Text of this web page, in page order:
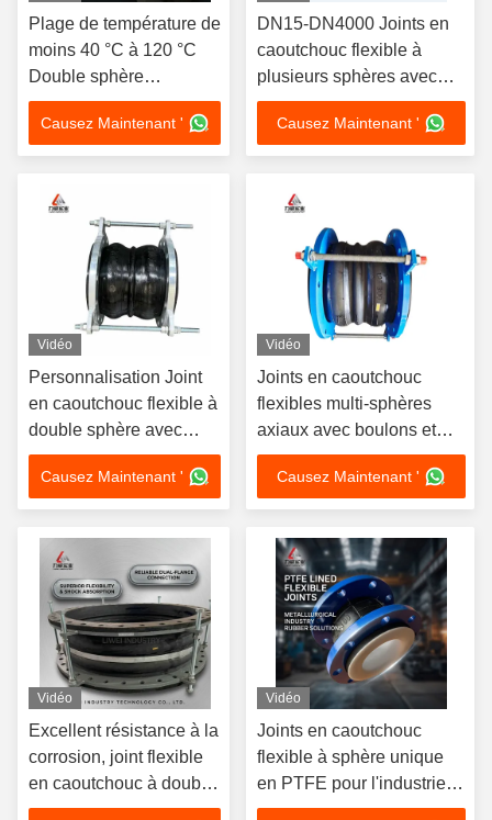
Plage de température de
moins 40 °C à 120 °C
Double sphère
articulation en
caoutchouc flexible
Longue durée de vie
Causez Maintenant '
DN15-DN4000 Joints en
caoutchouc flexible à
plusieurs sphères avec
plus de 2000 ensembles
de moules
Causez Maintenant '
Vidéo
Personnalisation Joint
en caoutchouc flexible à
double sphère avec
absorption des
vibrations et résistance
à la corrosion
Causez Maintenant '
Vidéo
Joints en caoutchouc
flexibles multi-sphères
axiaux avec boulons et
écrous
Causez Maintenant '
Vidéo
Excellent résistance à la
corrosion, joint flexible
en caoutchouc à double
sphère avec capacité de
Vidéo
Joints en caoutchouc
flexible à sphère unique
en PTFE pour l'industrie
métallurgique